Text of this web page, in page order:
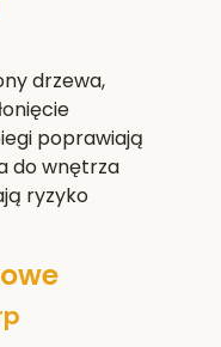
drzewa,
poprawiają
do wnętrza
ryzyko